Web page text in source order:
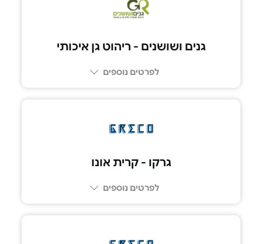
גנים ושושנים - ריהוט גן איכותי
לפרטים נוספים
גרקו - קרית אונו
לפרטים נוספים